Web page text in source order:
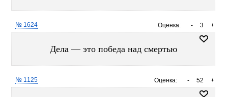
Оценка: +
3
-
№ 1624
Дела — это победа над смертью
Оценка: +
52
-
№ 1125